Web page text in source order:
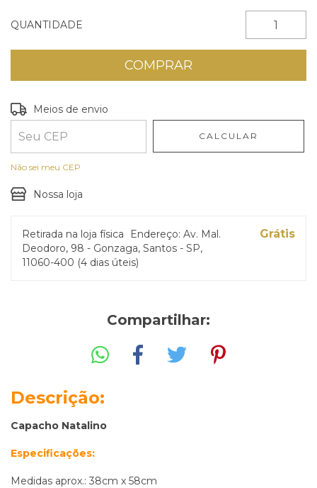
QUANTIDADE
Entregas para o CEP:
Meios de envio
CALCULAR
Não sei meu CEP
Nossa loja
Retirada na loja física
Endereço: Av. Mal.
Deodoro, 98 - Gonzaga, Santos - SP,
11060-400 (4 dias úteis)
Grátis
Compartilhar:
Descrição:
Capacho Natalino
Especificações:
Medidas aprox.: 38cm x 58cm